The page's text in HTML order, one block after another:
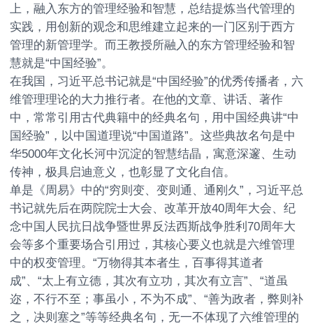
上，融入东方的管理经验和智慧，总结提炼当代管理的
实践，用创新的观念和思维建立起来的一门区别于西方
管理的新管理学。而王教授所融入的东方管理经验和智
慧就是“中国经验”。
在我国，习近平总书记就是“中国经验”的优秀传播者，六
维管理理论的大力推行者。在他的文章、讲话、著作
中，常常引用古代典籍中的经典名句，用中国经典讲“中
国经验”，以中国道理说“中国道路”。这些典故名句是中
华5000年文化长河中沉淀的智慧结晶，寓意深邃、生动
传神，极具启迪意义，也彰显了文化自信。
单是《周易》中的“穷则变、变则通、通刚久”，习近平总
书记就先后在两院院士大会、改革开放40周年大会、纪
念中国人民抗日战争暨世界反法西斯战争胜利70周年大
会等多个重要场合引用过，其核心要义也就是六维管理
中的权变管理。“万物得其本者生，百事得其道者
成”、“太上有立德，其次有立功，其次有立言”、“道虽
迩，不行不至；事虽小，不为不成”、“善为政者，弊则补
之，决则塞之”等等经典名句，无一不体现了六维管理的